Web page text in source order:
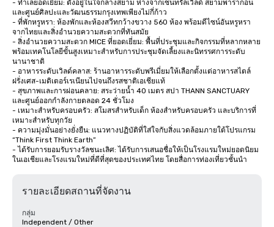
- ทำเลยอดเยี่ยม: ตั้งอยู่ในใจกลางสยาม ห่างจากเซ็นทรัลเวิลด์ สยามพารากอน
และศูนย์ศิลปะและวัฒนธรรมกรุงเทพเพียงไม่กี่ก้าว
- ที่พักหรูหรา: ห้องพักและห้องสวีทกว้างขวาง 560 ห้อง พร้อมดีไซน์อันหรูหรา
จากไทยและสิ่งอำนวยความสะดวกที่ทันสมัย
- สิ่งอำนวยความสะดวก MICE ที่ยอดเยี่ยม: พื้นที่ประชุมและกิจกรรมที่หลากหลาย
พร้อมเทคโนโลยีขั้นสูงเหมาะสำหรับการประชุมจัดเลี้ยงและนิทรรศการระดับ
นานาชาติ
- อาหารระดับเวิลด์คลาส: ร้านอาหารระดับพรีเมี่ยมให้เลือกตั้งแต่อาหารสไตล์
ฝรั่งเศส-เมดิเตอร์เรเนียนไปจนถึงรสชาติเอเชียแท้
- สุขภาพและการผ่อนคลาย: สระว่ายน้ำ 40 เมตร สปา THANN SANCTUARY
และศูนย์ออกกำลังกายตลอด 24 ชั่วโมง
- เหมาะสำหรับครอบครัว: สโมสรสำหรับเด็ก ห้องสำหรับครอบครัว และบริการที่
เหมาะสำหรับทุกวัย
- ความมุ่งมั่นอย่างยั่งยืน: แนวทางปฏิบัติที่ใส่ใจกับสิ่งแวดล้อมภายใต้โปรแกรม
“Think First Think Earth”
- ได้รับการยอมรับรางวัลชนะเลิศ: ได้รับการเสนอชื่อให้เป็นโรงแรมใหม่ยอดนิยม
ในเอเชียและโรงแรมใหม่ที่ดีที่สุดของประเทศไทย โดยสื่อการท่องเที่ยวชั้นนำ
รายละเอียดสถานที่จัดงาน
กลุ่ม
Independent / Other